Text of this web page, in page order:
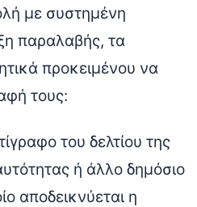
με συστημένη
παραλαβής, τα
προκειμένου να
τους:
του δελτίου της
ή άλλο δημόσιο
αποδεικνύεται η